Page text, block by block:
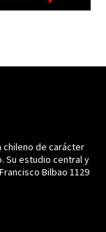
chileno de carácter
Su estudio central y
Bilbao 1129